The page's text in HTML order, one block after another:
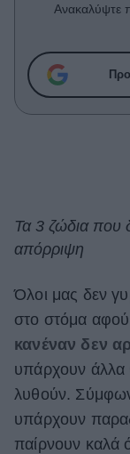
Celebrities
Who
True Stories
Ask the Guru
Living
Cooking
Green
Αφιερώματα
ΒΟΞ
Ανακαλύψτε
Τα 3 ζώδια που
απόρριψη
Όλοι μας δεν
στο στόμα
κανέναν δεν
υπάρχουν άλλα
λυθούν.
υπάρχουν
παίρνουν καλά